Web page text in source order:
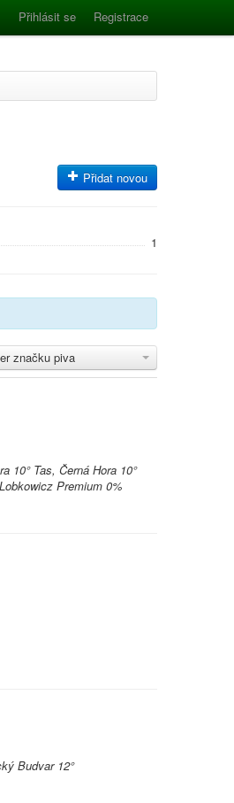
Přihlásit se Registrace
Přidat novou
1
značku piva
10° Tas, Černá Hora 10°
Premium 0%
Budvar 12°